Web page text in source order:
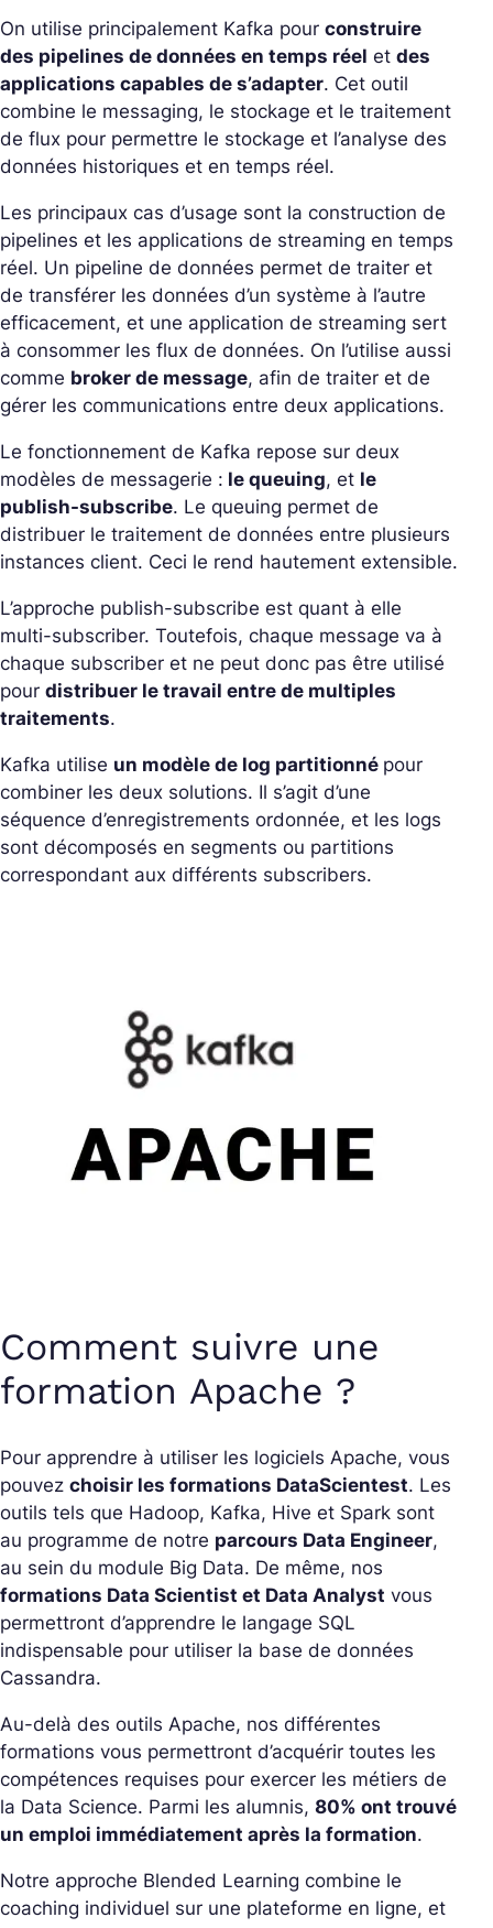
On utilise principalement Kafka pour construire
des pipelines de données en temps réel et des
applications capables de s’adapter. Cet outil
combine le messaging, le stockage et le traitement
de flux pour permettre le stockage et l’analyse des
données historiques et en temps réel.
Les principaux cas d’usage sont la construction de
pipelines et les applications de streaming en temps
réel. Un pipeline de données permet de traiter et
de transférer les données d’un système à l’autre
efficacement, et une application de streaming sert
à consommer les flux de données. On l’utilise aussi
comme broker de message, afin de traiter et de
gérer les communications entre deux applications.
Le fonctionnement de Kafka repose sur deux
modèles de messagerie : le queuing, et le
publish-subscribe. Le queuing permet de
distribuer le traitement de données entre plusieurs
instances client. Ceci le rend hautement extensible.
L’approche publish-subscribe est quant à elle
multi-subscriber. Toutefois, chaque message va à
chaque subscriber et ne peut donc pas être utilisé
pour distribuer le travail entre de multiples
traitements.
Kafka utilise un modèle de log partitionné pour
combiner les deux solutions. Il s’agit d’une
séquence d’enregistrements ordonnée, et les logs
sont décomposés en segments ou partitions
correspondant aux différents subscribers.
Comment suivre une
formation Apache ?
Pour apprendre à utiliser les logiciels Apache, vous
pouvez choisir les formations DataScientest. Les
outils tels que Hadoop, Kafka, Hive et Spark sont
au programme de notre parcours Data Engineer,
au sein du module Big Data. De même, nos
formations Data Scientist et Data Analyst vous
permettront d’apprendre le langage SQL
indispensable pour utiliser la base de données
Cassandra.
Au-delà des outils Apache, nos différentes
formations vous permettront d’acquérir toutes les
compétences requises pour exercer les métiers de
la Data Science. Parmi les alumnis, 80% ont trouvé
un emploi immédiatement après la formation.
Notre approche Blended Learning combine le
coaching individuel sur une plateforme en ligne, et